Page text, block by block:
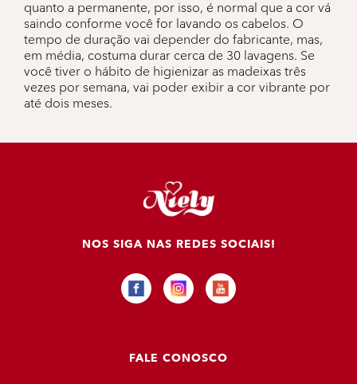
quanto a permanente, por isso, é normal que a cor vá
saindo conforme você for lavando os cabelos. O
tempo de duração vai depender do fabricante, mas,
em média, costuma durar cerca de 30 lavagens. Se
você tiver o hábito de higienizar as madeixas três
vezes por semana, vai poder exibir a cor vibrante por
até dois meses.
FALE CONOSCO
NOS SIGA NAS REDES SOCIAIS!